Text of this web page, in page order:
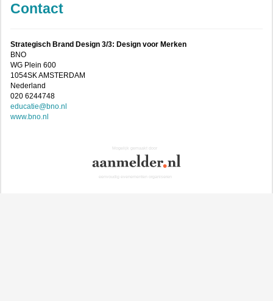
Contact
Strategisch Brand Design 3/3: Design voor Merken
BNO
WG Plein 600
1054SK AMSTERDAM
Nederland
020 6244748
educatie@bno.nl
www.bno.nl
Mogelijk gemaakt door
eenvoudig evenementen organiseren